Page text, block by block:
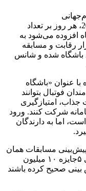
همزمان با شروع مسابقات جام جهانی 2026، هر روز بر تعداد
افزوده می‌شود به
طی این چند روز، بیش از 136 هزار رقابت و مسابقه
نفر وارد این باشگاه شده و شانس
با عنوان «باشگاه
فوتبال بتوانند
جذاب، امتیازگیری
شرکت کنند. ورود
اما به دارندگان
پیش‌بینی مسابقات همان
روز علاوه بر دریافت امتیاز، در قرعه کشی ۵جایزه ۱۰ میلیون
بینی صحیح کرده باشند